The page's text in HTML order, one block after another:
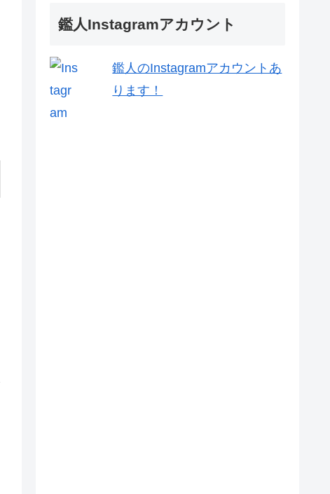
鑑人Instagramアカウント
鑑人のInstagramアカウントあ
ります！